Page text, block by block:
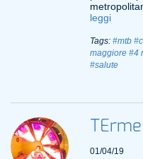
leggi
Tags: #mtb
maggiore #4
#salute
01/04/19